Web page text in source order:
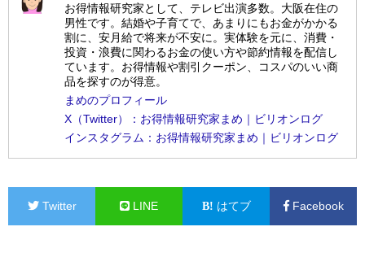
お得情報研究家として、テレビ出演多数。大阪在住の
男性です。結婚や子育てで、あまりにもお金がかかる
割に、安月給で将来が不安に。実体験を元に、消費・
投資・浪費に関わるお金の使い方や節約情報を配信し
ています。お得情報や割引クーポン、コスパのいい商
品を探すのが得意。
まめのプロフィール
X（Twitter）：お得情報研究家まめ｜ビリオンログ
インスタグラム：お得情報研究家まめ｜ビリオンログ
Twitter LINE はてブ Facebook